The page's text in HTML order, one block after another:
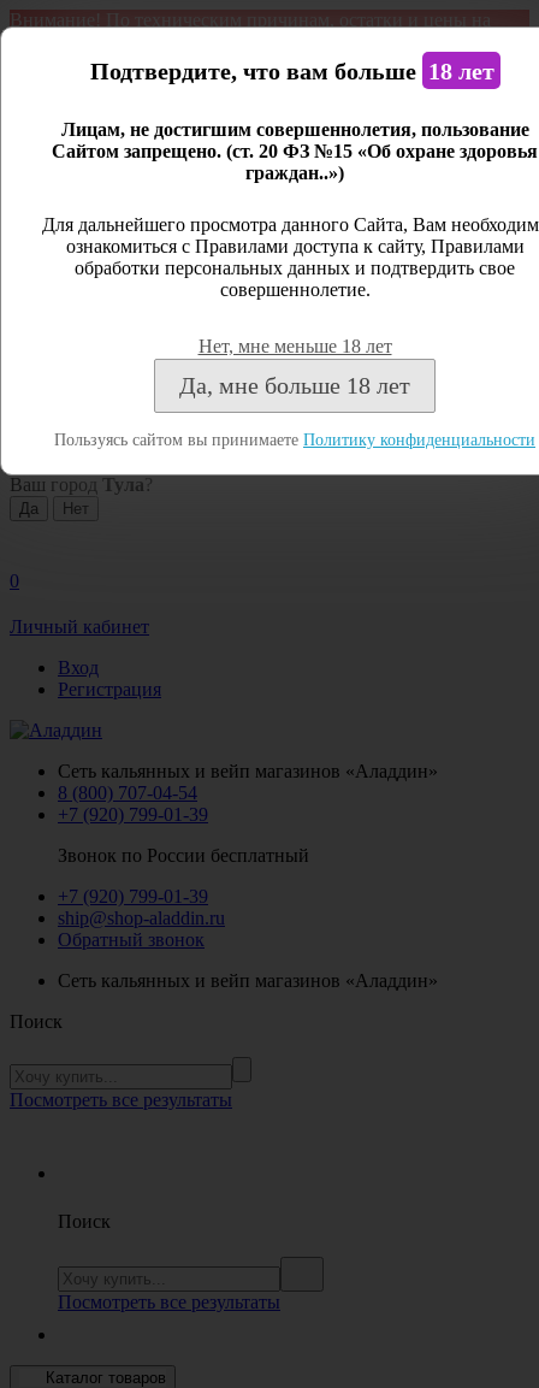
Внимание! По техническим причинам, остатки и цены на
является демонстрационным. Дистанционная продажа не
Открыть сайдбар
Личный кабинет
Закрыть
Посмотреть все результаты
Ваш город Тула ?
0
Личный кабинет
Вход
Регистрация
Сеть кальянных и вейп магазинов «Аладдин»
8 (800) 707-04-54
+7 (920) 799-01-39
Звонок по России бесплатный
+7 (920) 799-01-39
ship@shop-aladdin.ru
Обратный звонок
Сеть кальянных и вейп магазинов «Аладдин»
Поиск
Посмотреть все результаты
Поиск
Посмотреть все результаты
Каталог товаров
Подтвердите, что вам больше 18 лет
Лицам, не достигшим совершеннолетия, пользование
Сайтом запрещено. (ст. 20 ФЗ №15 «Об охране здоровья
граждан..»)
Для дальнейшего просмотра данного Сайта, Вам
ознакомиться с Правилами доступа к сайту, Правилами
обработки персональных данных и подтвердить свое
совершеннолетие.
Нет, мне меньше 18 лет
Да, мне больше 18 лет
Пользуясь сайтом вы принимаете Политику конфиденциальности